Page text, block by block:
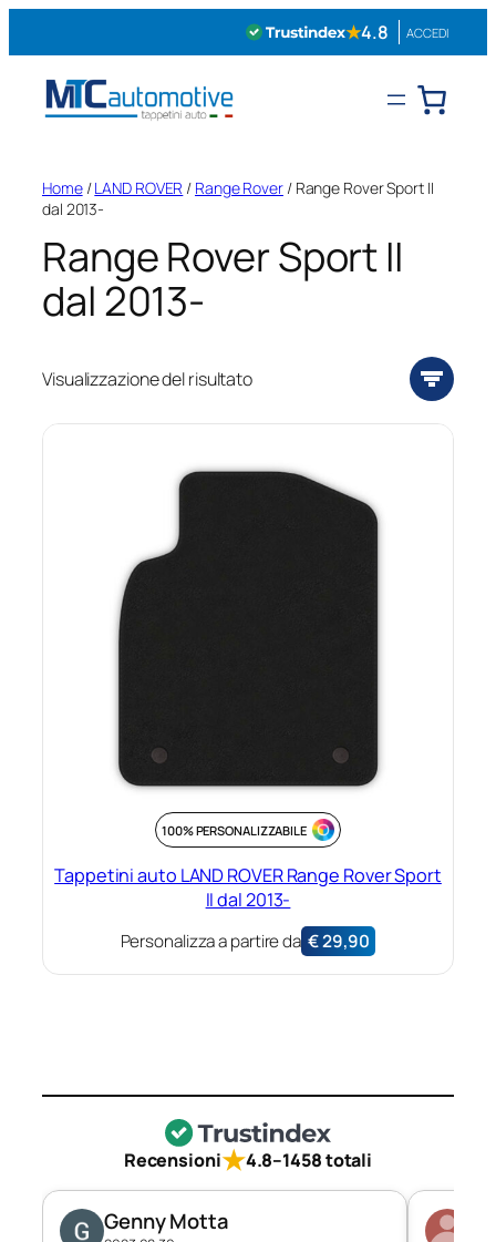
★4.8 ACCEDI
Home/LAND ROVER / Range Rover/ Range Rover Sport II
dal 2013-
Range Rover Sport II
dal 2013-
Visualizzazione del risultato
100% PERSONALIZZABILE
Tappetini auto LAND ROVER Range Rover Sport
II dal 2013-
Personalizza a partire da €29,90
Recensioni★4.8–1458 totali
Genny Motta